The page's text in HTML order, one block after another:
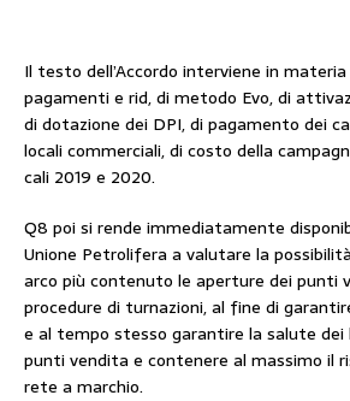
Il testo dell’Accordo interviene in
pagamenti e rid, di metodo Evo, di
di dotazione dei DPI, di pagamento dei
locali commerciali, di costo della
cali 2019 e 2020.
Q8 poi si rende immediatamente
Unione Petrolifera a valutare la
arco più contenuto le aperture dei punti
procedure di turnazioni, al fine di
e al tempo stesso garantire la salute
punti vendita e contenere al massimo il
rete a marchio.